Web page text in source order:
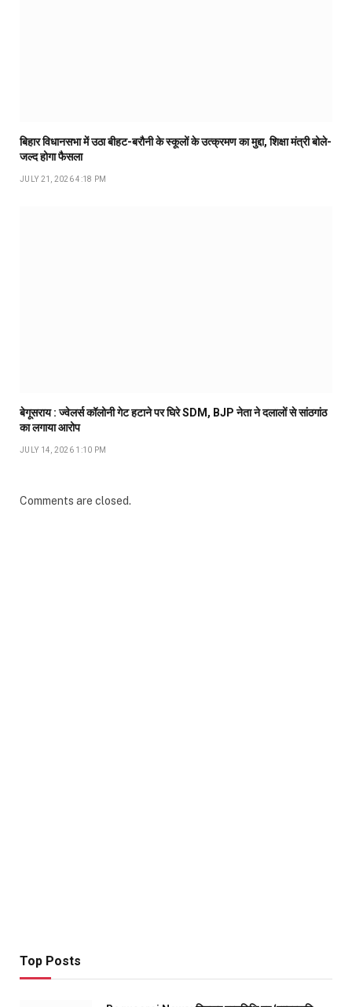
बिहार विधानसभा में उठा बीहट-बरौनी के स्कूलों के उत्क्रमण का मुद्दा, शिक्षा मंत्री बोले-
जल्द होगा फैसला
JULY 21, 2026 4:18 PM
बेगूसराय : ज्वेलर्स कॉलोनी गेट हटाने पर घिरे SDM, BJP नेता ने दलालों से सांठगांठ
का लगाया आरोप
JULY 14, 2026 1:10 PM
Comments are closed.
Top Posts